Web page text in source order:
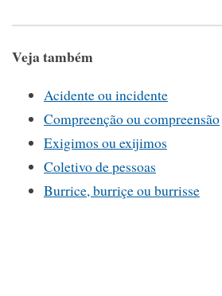
Veja também
Acidente ou incidente
Compreenção ou compreensão
Exigimos ou exijimos
Coletivo de pessoas
Burrice, burriçe ou burrisse